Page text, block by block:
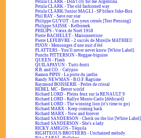
Petula CLARK - Don't cry for me Argentina
Petula CLARK - The old fashioned way
Petula CLARK/Junior MAGLI - SP biface Juke-Box
Phil RAY - Save our star
Philippe GUYOT - Les yeux cernés [Test Pressing]
Philippe SAISSE - Kelbomek
PHILIPS - Vœux de Noël 1958
Pierre BACHELET - Marionnettiste
Pierre LEFEBVRE - 2 succès de Mireille MATHIEU
PIJON - Mensonges d'une nuit d'été
PLATTERS - You'll never never know [White Label]
Punchs PITTERSON - Reggae-biguine
QUEEN - Flash
QUILAPAYUN - Tutti-frutti
R.B. and CO. - Calypso
Ramon PIPIN - La porte du jardin
Randy NEWMAN - B.O.F. Ragtime
Raymond BOISSERIE - Perles de cristal
REBEL MC - Better world
Richard LORD - Pleins feux sur la RENAULT 9
Richard LORD - Rallye Monte-Carlo [dédicacé]
Richard LORD - The winning lion (it's time to go)
Richard MARX - Keep coming back
Richard MARX - Now and forever
Richard SANDERSON - Check on the list [White Label]
Richard SANDERSON - She's a lady
RICKY AMIGOS - Téquila
RIGHTEOUS BROTHERS - Unchained melody